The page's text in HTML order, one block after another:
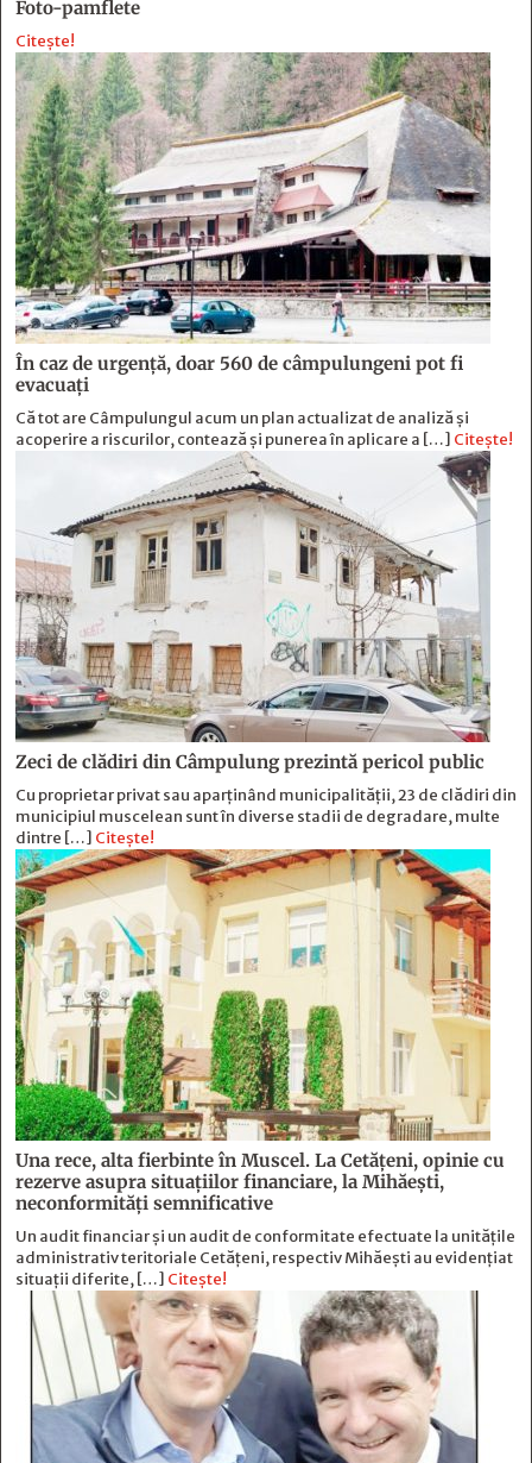
Foto-pamflete
Citește!
În caz de urgență, doar 560 de câmpulungeni pot fi
evacuați
Că tot are Câmpulungul acum un plan actualizat de analiză și
acoperire a riscurilor, contează și punerea în aplicare a […] Citește!
Zeci de clădiri din Câmpulung prezintă pericol public
Cu proprietar privat sau aparținând municipalității, 23 de clădiri din
municipiul muscelean sunt în diverse stadii de degradare, multe
dintre […] Citește!
Una rece, alta fierbinte în Muscel. La Cetăţeni, opinie cu
rezerve asupra situaţiilor financiare, la Mihăeşti,
neconformităţi semnificative
Un audit financiar și un audit de conformitate efectuate la unitățile
administrativ teritoriale Cetățeni, respectiv Mihăești au evidențiat
situații diferite, […] Citește!